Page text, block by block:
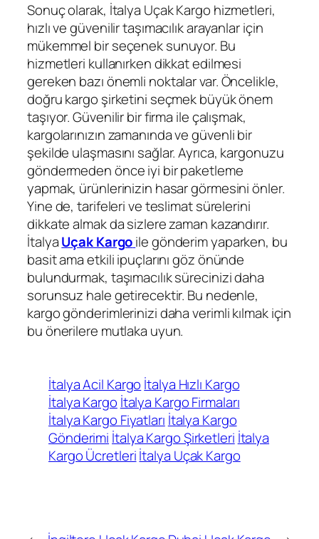
Sonuç olarak, İtalya Uçak Kargo hizmetleri,
hızlı ve güvenilir taşımacılık arayanlar için
mükemmel bir seçenek sunuyor. Bu
hizmetleri kullanırken dikkat edilmesi
gereken bazı önemli noktalar var. Öncelikle,
doğru kargo şirketini seçmek büyük önem
taşıyor. Güvenilir bir firma ile çalışmak,
kargolarınızın zamanında ve güvenli bir
şekilde ulaşmasını sağlar. Ayrıca, kargonuzu
göndermeden önce iyi bir paketleme
yapmak, ürünlerinizin hasar görmesini önler.
Yine de, tarifeleri ve teslimat sürelerini
dikkate almak da sizlere zaman kazandırır.
İtalyaUçak Kargoile gönderim yaparken, bu
basit ama etkili ipuçlarını göz önünde
bulundurmak, taşımacılık sürecinizi daha
sorunsuz hale getirecektir. Bu nedenle,
kargo gönderimlerinizi daha verimli kılmak için
bu önerilere mutlaka uyun.
İtalya Acil Kargo İtalya Hızlı Kargo
İtalya Kargo İtalya Kargo Firmaları
İtalya Kargo Fiyatları İtalya Kargo
Gönderimi İtalya Kargo Şirketleri İtalya
Kargo Ücretleriİtalya Uçak Kargo